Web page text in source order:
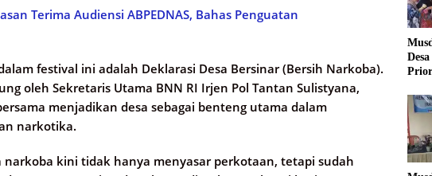
Terima Audiensi ABPEDNAS, Bahas Penguatan
festival ini adalah Deklarasi Desa Bersinar (Bersih Narkoba).
oleh Sekretaris Utama BNN RI Irjen Pol Tantan Sulistyana,
menjadikan desa sebagai benteng utama dalam
narkotika.
narkoba kini tidak hanya menyasar perkotaan, tetapi sudah